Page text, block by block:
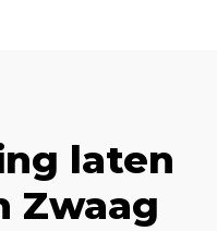
laten
Zwaag